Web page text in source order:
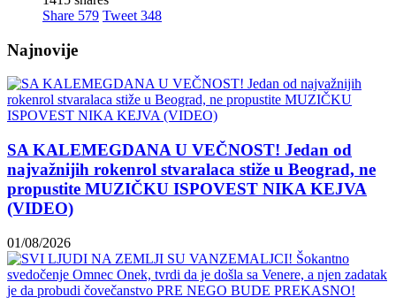
Share 579 Tweet 348
Najnovije
SA KALEMEGDANA U VEČNOST! Jedan od
najvažnijih rokenrol stvaralaca stiže u Beograd, ne
propustite MUZIČKU ISPOVEST NIKA KEJVA
(VIDEO)
01/08/2026